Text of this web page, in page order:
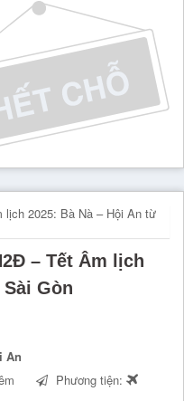
– Tết Âm lịch
Gòn
An
Phương tiện: